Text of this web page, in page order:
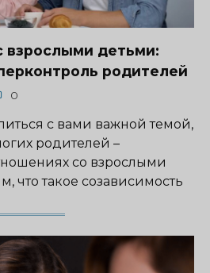
взрослыми детьми:
родителей
0
с вами важной темой,
родителей –
со взрослыми
что такое созависимость